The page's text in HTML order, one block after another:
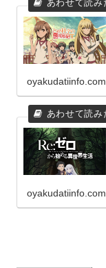
oyakudatiinfo.com
oyakudatiinfo.com